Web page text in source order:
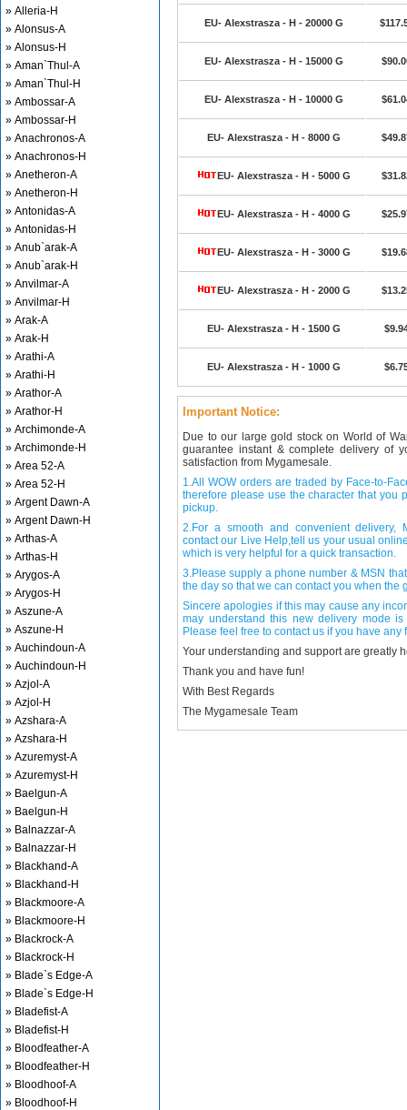
» Alleria-H
» Alonsus-A
» Alonsus-H
» Aman`Thul-A
» Aman`Thul-H
» Ambossar-A
» Ambossar-H
» Anachronos-A
» Anachronos-H
» Anetheron-A
» Anetheron-H
» Antonidas-A
» Antonidas-H
» Anub`arak-A
» Anub`arak-H
» Anvilmar-A
» Anvilmar-H
» Arak-A
» Arak-H
» Arathi-A
» Arathi-H
» Arathor-A
» Arathor-H
» Archimonde-A
» Archimonde-H
» Area 52-A
» Area 52-H
» Argent Dawn-A
» Argent Dawn-H
» Arthas-A
» Arthas-H
» Arygos-A
» Arygos-H
» Aszune-A
» Aszune-H
» Auchindoun-A
» Auchindoun-H
» Azjol-A
» Azjol-H
» Azshara-A
» Azshara-H
» Azuremyst-A
» Azuremyst-H
» Baelgun-A
» Baelgun-H
» Balnazzar-A
» Balnazzar-H
» Blackhand-A
» Blackhand-H
» Blackmoore-A
» Blackmoore-H
» Blackrock-A
» Blackrock-H
» Blade`s Edge-A
» Blade`s Edge-H
» Bladefist-A
» Bladefist-H
» Bloodfeather-A
» Bloodfeather-H
» Bloodhoof-A
» Bloodhoof-H
EU- Alexstrasza - H - 20000 G
EU- Alexstrasza - H - 15000 G
EU- Alexstrasza - H - 10000 G
EU- Alexstrasza - H - 8000 G
EU- Alexstrasza - H - 5000 G
EU- Alexstrasza - H - 4000 G
EU- Alexstrasza - H - 3000 G
EU- Alexstrasza - H - 2000 G
EU- Alexstrasza - H - 1500 G
EU- Alexstrasza - H - 1000 G
Important Notice:
Due to our large gold stock on World of
guarantee instant & complete delivery of
satisfaction from Mygamesale.
1.All WOW orders are traded by Face-to-
therefore please use the character that you
pickup.
2.For a smooth and convenient delivery,
contact our Live Help,tell us your usual
which is very helpful for a quick transaction.
3.Please supply a phone number & MSN
the day so that we can contact you when the
Sincere apologies if this may cause any
may understand this new delivery mode
Please feel free to contact us if you have any
Your understanding and support are greatly
Thank you and have fun!
With Best Regards
The Mygamesale Team